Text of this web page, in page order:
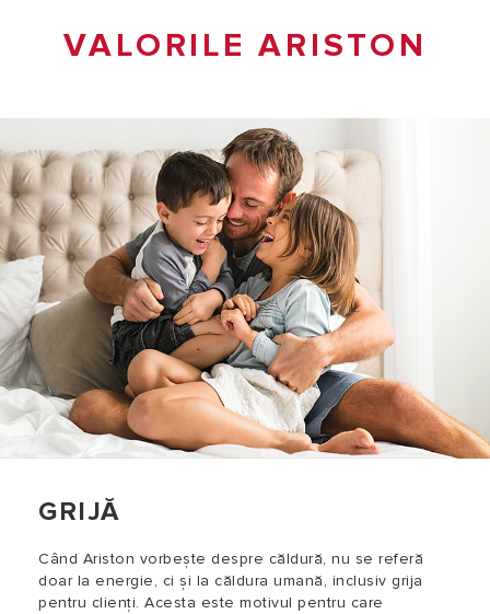
VALORILE ARISTON
GRIJĂ
Când Ariston vorbește despre căldură, nu se referă
doar la energie, ci și la căldura umană, inclusiv grija
pentru clienți. Acesta este motivul pentru care